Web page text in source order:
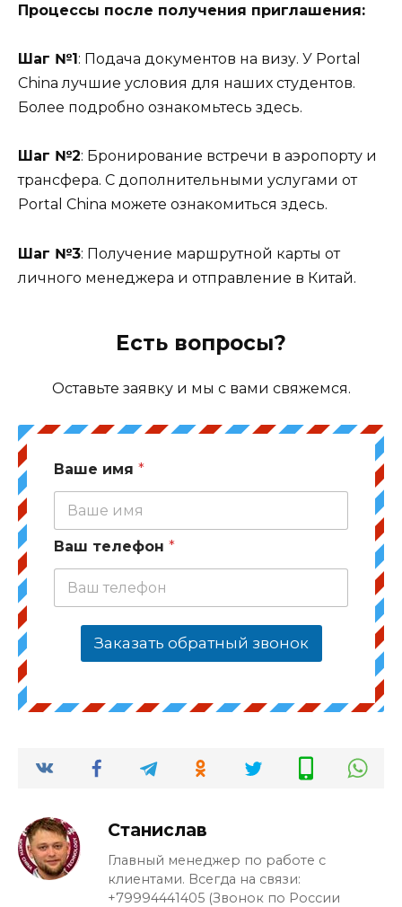
Процессы после получения приглашения:
Шаг №1 : Подача документов на визу. У Portal
China лучшие условия для наших студентов.
Более подробно ознакомьтесь здесь.
Шаг №2: Бронирование встречи в аэропорту и
трансфера. С дополнительными услугами от
Portal China можете ознакомиться здесь.
Шаг №3: Получение маршрутной карты от
личного менеджера и отправление в Китай.
Есть вопросы?
Оставьте заявку и мы с вами свяжемся.
Ваше имя *
Ваш телефон *
Заказать обратный звонок
Станислав
Главный менеджер по работе с
клиентами. Всегда на связи:
+79994441405 (Звонок по России